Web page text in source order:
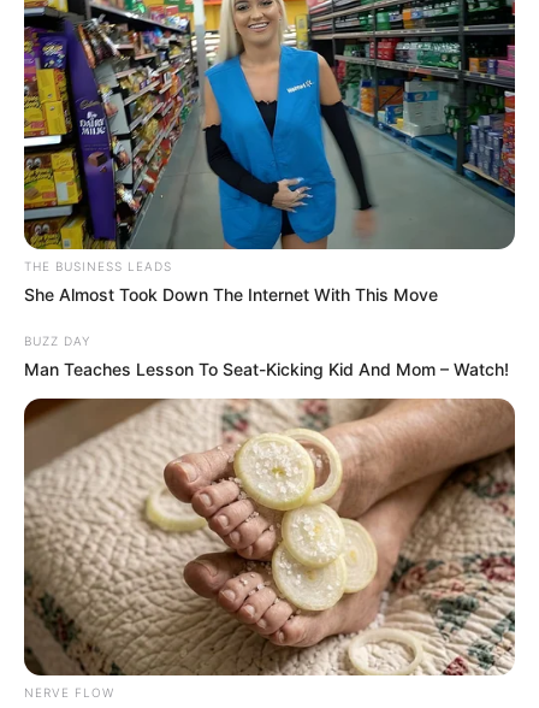
THE BUSINESS LEADS
She Almost Took Down The Internet With This Move
BUZZ DAY
Man Teaches Lesson To Seat-Kicking Kid And Mom – Watch!
NERVE FLOW